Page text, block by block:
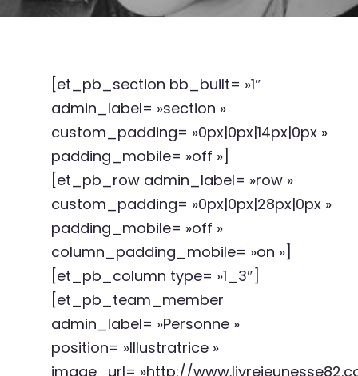
[et_pb_section bb_built= »1″
admin_label= »section »
custom_padding= »0px|0px|14px|0px »
padding_mobile= »off »]
[et_pb_row admin_label= »row »
custom_padding= »0px|0px|28px|0px »
padding_mobile= »off »
column_padding_mobile= »on »]
[et_pb_column type= »1_3″]
[et_pb_team_member
admin_label= »Personne »
position= »Illustratrice »
image_url= »http://